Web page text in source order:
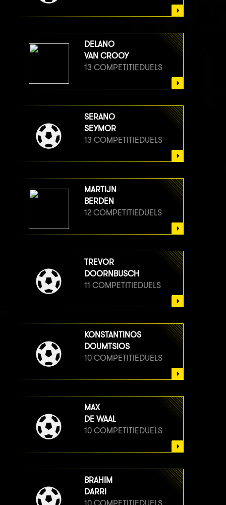
DELANO
VAN CROOY
13 COMPETITIEDUELS
SERANO
SEYMOR
13 COMPETITIEDUELS
MARTIJN
BERDEN
12 COMPETITIEDUELS
TREVOR
DOORNBUSCH
11 COMPETITIEDUELS
KONSTANTINOS
DOUMTSIOS
10 COMPETITIEDUELS
MAX
DE WAAL
10 COMPETITIEDUELS
BRAHIM
DARRI
10 COMPETITIEDUELS